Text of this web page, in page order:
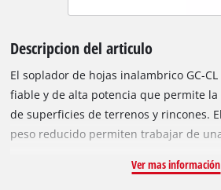
Descripcion del articulo
El soplador de hojas inalambrico GC-
fiable y de alta potencia que permite
de superficies de terrenos y rincones.
peso reducido permiten trabajar de
Mediante el regulador del número de
Ver mas información